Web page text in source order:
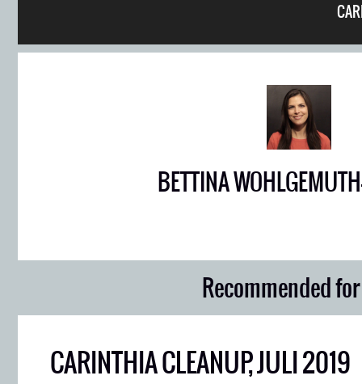
BETTINA
Recommended
CARINTHIA CLEANUP, JULI 2019